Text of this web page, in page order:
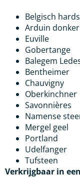
Belgisch
Arduin donker
Euville
Gobertange
Balegem
Bentheimer
Chauvigny
Oberkinchner
Savonnières
Namense
Mergel geel
Portland
Udelfanger
Tufsteen
Verkrijgbaar in